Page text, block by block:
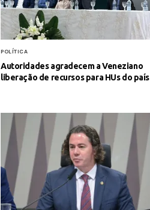
POLÍTICA
Autoridades agradecem a Veneziano
liberação de recursos para HUs do país